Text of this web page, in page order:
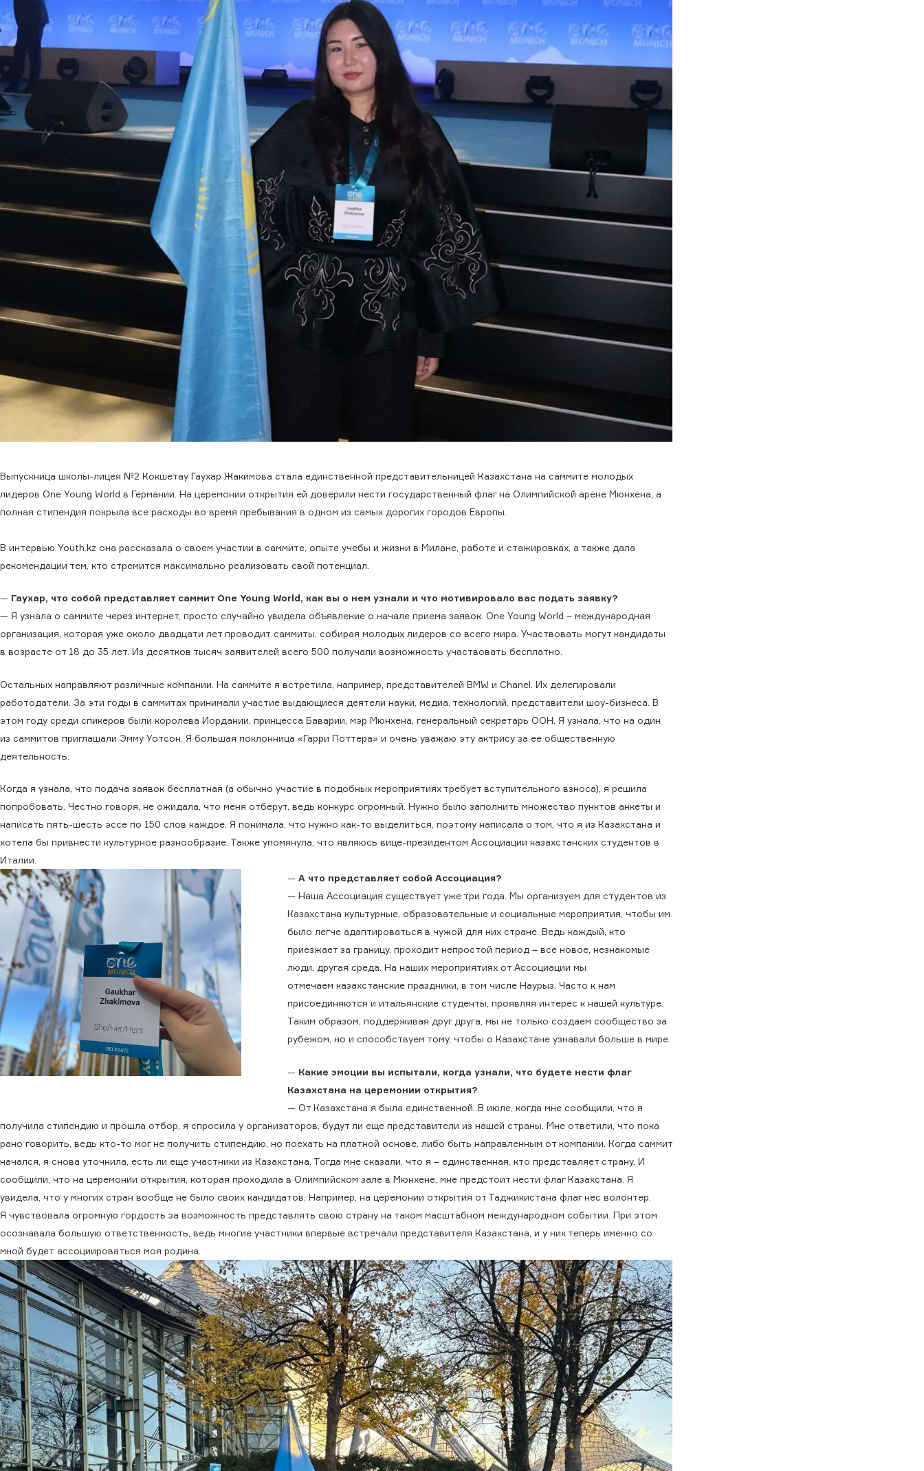
Выпускница школы-лицея №2 Кокшетау Гаухар Жакимова стала единственной представительницей Казахстана на саммите молодых
лидеров One Young World в Германии. На церемонии открытия ей доверили нести государственный флаг на Олимпийской арене Мюнхена, а
полная стипендия покрыла все расходы во время пребывания в одном из самых дорогих городов Европы.
В интервью Youth.kz она рассказала о своем участии в саммите, опыте учебы и жизни в Милане, работе и стажировках, а также дала
рекомендации тем, кто стремится максимально реализовать свой потенциал.
— Гаухар, что собой представляет саммит One Young World, как вы о нем узнали и что мотивировало вас подать заявку?
— Я узнала о саммите через интернет, просто случайно увидела объявление о начале приема заявок. One Young World – международная
организация, которая уже около двадцати лет проводит саммиты, собирая молодых лидеров со всего мира. Участвовать могут кандидаты
в возрасте от 18 до 35 лет. Из десятков тысяч заявителей всего 500 получали возможность участвовать бесплатно.
Остальных направляют различные компании. На саммите я встретила, например, представителей BMW и Chanel. Их делегировали
работодатели. За эти годы в саммитах принимали участие выдающиеся деятели науки, медиа, технологий, представители шоу-бизнеса. В
этом году среди спикеров были королева Иордании, принцесса Баварии, мэр Мюнхена, генеральный секретарь ООН. Я узнала, что на один
из саммитов приглашали Эмму Уотсон. Я большая поклонница «Гарри Поттера» и очень уважаю эту актрису за ее общественную
деятельность.
Когда я узнала, что подача заявок бесплатная (а обычно участие в подобных мероприятиях требует вступительного взноса), я решила
попробовать. Честно говоря, не ожидала, что меня отберут, ведь конкурс огромный. Нужно было заполнить множество пунктов анкеты и
написать пять-шесть эссе по 150 слов каждое. Я понимала, что нужно как-то выделиться, поэтому написала о том, что я из Казахстана и
хотела бы привнести культурное разнообразие. Также упомянула, что являюсь вице-президентом Ассоциации казахстанских студентов в
Италии.
—А что представляет собой Ассоциация?
— Наша Ассоциация существует уже три года. Мы организуем для студентов из
Казахстана культурные, образовательные и социальные мероприятия, чтобы им
было легче адаптироваться в чужой для них стране. Ведь каждый, кто
приезжает за границу, проходит непростой период – все новое, незнакомые
люди, другая среда. На наших мероприятиях от Ассоциации мы
отмечаем казахстанские праздники, в том числе Наурыз. Часто к нам
присоединяются и итальянские студенты, проявляя интерес к нашей культуре.
Таким образом, поддерживая друг друга, мы не только создаем сообщество за
рубежом, но и способствуем тому, чтобы о Казахстане узнавали больше в мире.
— Какие эмоции вы испытали, когда узнали, что будете нести флаг
Казахстана на церемонии открытия?
— От Казахстана я была единственной. В июле, когда мне сообщили, что я
получила стипендию и прошла отбор, я спросила у организаторов, будут ли еще представители из нашей страны. Мне ответили, что пока
рано говорить, ведь кто-то мог не получить стипендию, но поехать на платной основе, либо быть направленным от компании. Когда саммит
начался, я снова уточнила, есть ли еще участники из Казахстана. Тогда мне сказали, что я – единственная, кто представляет страну. И
сообщили, что на церемонии открытия, которая проходила в Олимпийском зале в Мюнхене, мне предстоит нести флаг Казахстана. Я
увидела, что у многих стран вообще не было своих кандидатов. Например, на церемонии открытия от Таджикистана флаг нес волонтер.
Я чувствовала огромную гордость за возможность представлять свою страну на таком масштабном международном событии. При этом
осознавала большую ответственность, ведь многие участники впервые встречали представителя Казахстана, и у них теперь именно со
мной будет ассоциироваться моя родина.